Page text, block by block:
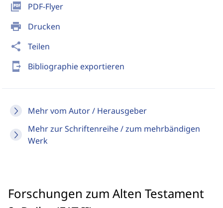
picture_as_pdf PDF-Flyer
print Drucken
share Teilen
send_to_mobile Bibliographie exportieren
Mehr vom Autor / Herausgeber
Mehr zur Schriftenreihe / zum mehrbändigen
Werk
Forschungen zum Alten Testament